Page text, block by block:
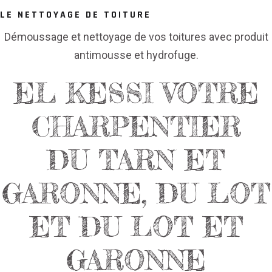
LE NETTOYAGE DE TOITURE
Démoussage et nettoyage de vos toitures avec produit
antimousse et hydrofuge.
EL KESSI VOTRE
CHARPENTIER
DU TARN ET
GARONNE, DU LOT
ET DU LOT ET
GARONNE